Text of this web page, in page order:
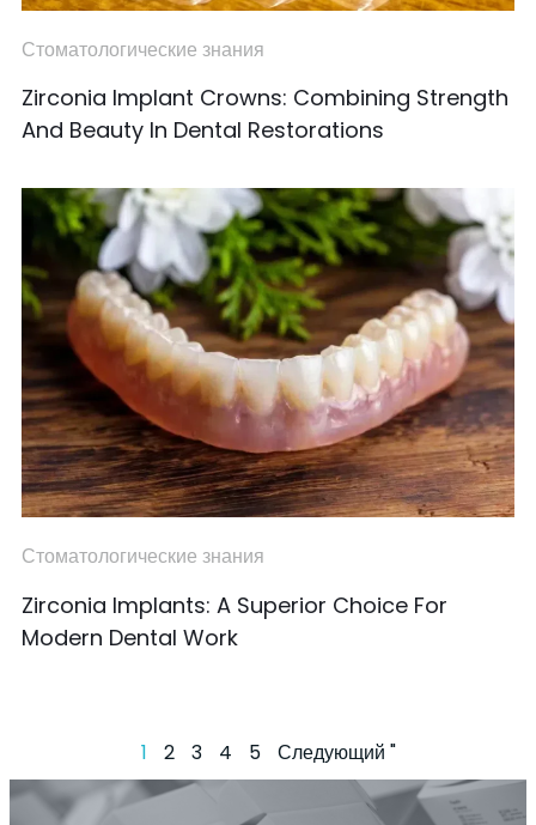
Стоматологические знания
Zirconia Implant Crowns: Combining Strength
And Beauty In Dental Restorations
Стоматологические знания
Zirconia Implants: A Superior Choice For
Modern Dental Work
1 2 3 4 5 Следующий "